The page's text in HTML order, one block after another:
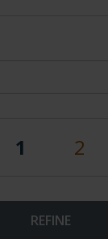
1 (current)
2
REFINE